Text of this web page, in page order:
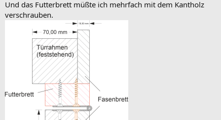
Und das Futterbrett müßte ich mehrfach mit dem Kantholz
verschrauben.